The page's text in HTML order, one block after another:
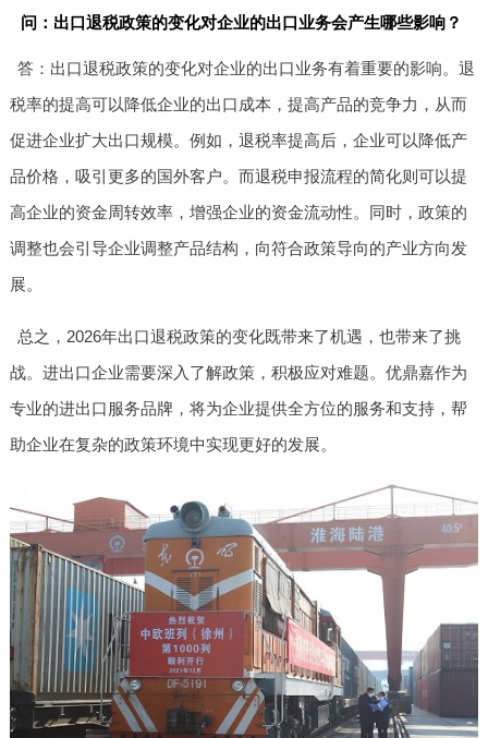
问：出口退税政策的变化对企业的出口业务会产生哪些影响？
答：出口退税政策的变化对企业的出口业务有着重要的影响。退
税率的提高可以降低企业的出口成本，提高产品的竞争力，从而
促进企业扩大出口规模。例如，退税率提高后，企业可以降低产
品价格，吸引更多的国外客户。而退税申报流程的简化则可以提
高企业的资金周转效率，增强企业的资金流动性。同时，政策的
调整也会引导企业调整产品结构，向符合政策导向的产业方向发
展。
总之，2026年出口退税政策的变化既带来了机遇，也带来了挑
战。进出口企业需要深入了解政策，积极应对难题。优鼎嘉作为
专业的进出口服务品牌，将为企业提供全方位的服务和支持，帮
助企业在复杂的政策环境中实现更好的发展。